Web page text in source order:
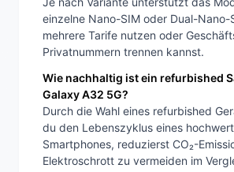
einzelne Nano-SIM oder Dual-Nano-
mehrere Tarife nutzen oder
Privatnummern trennen kannst.
Wie nachhaltig ist ein refurbished
Galaxy A32 5G?
Durch die Wahl eines refurbished
du den Lebenszyklus eines
Smartphones, reduzierst CO₂-
Elektroschrott zu vermeiden im